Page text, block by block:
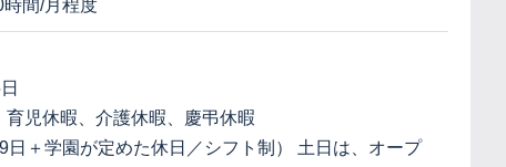
時間/月程度
育児休暇、介護休暇、慶弔休暇
日＋学園が定めた休日／シフト制） 土日は、オープ